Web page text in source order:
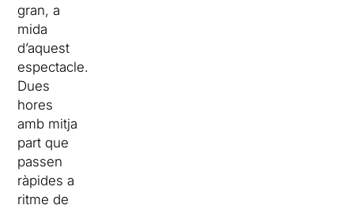
gran, a
mida
d’aquest
espectacle.
Dues
hores
amb mitja
part que
passen
ràpides a
ritme de